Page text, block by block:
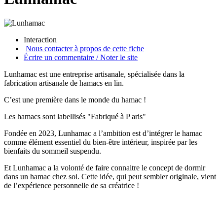
Interaction
Nous contacter à propos de cette fiche
Écrire un commentaire / Noter le site
Lunhamac est une entreprise artisanale, spécialisée dans la
fabrication artisanale de hamacs en lin.
C’est une première dans le monde du hamac !
Les hamacs sont labellisés "Fabriqué à P aris"
Fondée en 2023, Lunhamac a l’ambition est d’intégrer le hamac
comme élément essentiel du bien-être intérieur, inspirée par les
bienfaits du sommeil suspendu.
Et Lunhamac a la volonté de faire connaitre le concept de dormir
dans un hamac chez soi. Cette idée, qui peut sembler originale, vient
de l’expérience personnelle de sa créatrice !